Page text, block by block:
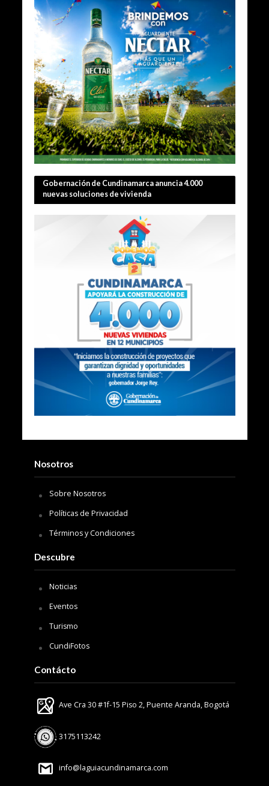
Gobernación de Cundinamarca anuncia 4.000
nuevas soluciones de vivienda
Nosotros
Sobre Nosotros
Políticas de Privacidad
Términos y Condiciones
Descubre
Noticias
Eventos
Turismo
CundiFotos
Contácto
Ave Cra 30 #1f-15 Piso 2, Puente Aranda, Bogotá
3175113242
info@laguiacundinamarca.com